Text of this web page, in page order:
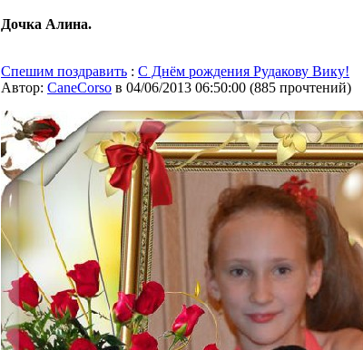
Дочка Алина.
Спешим поздравить : С Днём рождения Рудакову Вику!
Автор: CaneCorso в 04/06/2013 06:50:00 (885 прочтений)